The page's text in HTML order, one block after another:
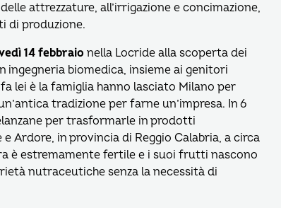
attrezzature, all’irrigazione e concimazione,
di produzione.
14 febbraio nella Locride alla scoperta dei
ingegneria biomedica, insieme ai genitori
lei è la famiglia hanno lasciato Milano per
tradizione per farne un’impresa. In 6
per trasformarle in prodotti
Ardore, in provincia di Reggio Calabria, a circa
è estremamente fertile e i suoi frutti nascono
nutraceutiche senza la necessità di